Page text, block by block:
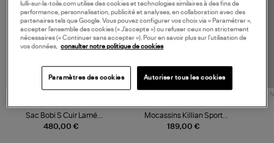
480,00 €
JEROME DREYFUSS
Sac Bobi S Cuir Lamé
Champagne
189,00 €
TORAL
Mocassins Killian Sport
Mousse
lulli-sur-la-toile.com utilise des cookies et technologies similaires à des fins de
performance, personnalisation, publicité et analyses, en collaboration avec des
partenaires tels que Google. Vous pouvez configurer vos choix via « Paramétrer »,
accepter l’ensemble des cookies (« J’accepte ») ou refuser ceux non strictement
nécessaires (« Continuer sans accepter »). Pour en savoir plus sur l’utilisation de
vos données, consulter notre politique de cookies
Paramètres des cookies Autoriser tous les cookies